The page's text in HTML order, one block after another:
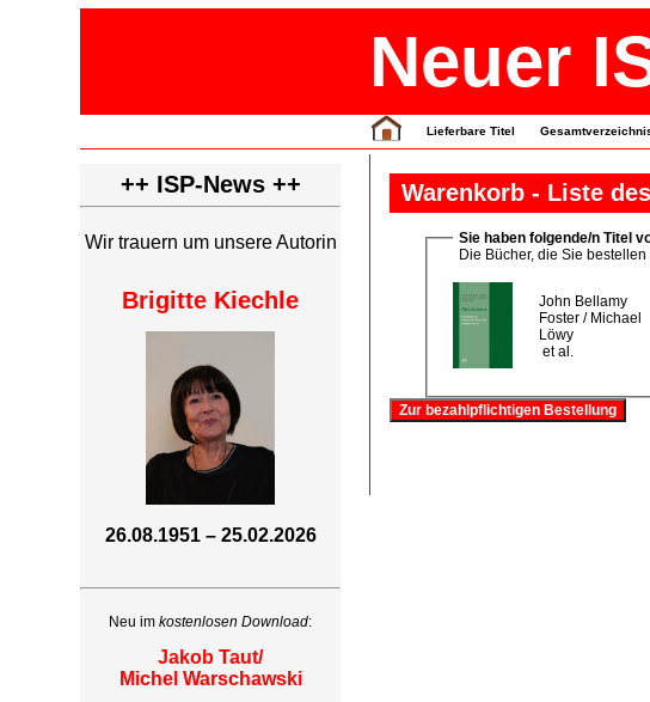
Neuer
Lieferbare Titel
Warenkorb - Liste
Sie haben folgende/n Titel
Die Bücher, die Sie
John Bellamy
Foster / Michael
Löwy
et al.
++ ISP-News ++
Wir trauern um unsere Autorin
Brigitte Kiechle
26.08.1951 – 25.02.2026
Neu imkostenlosen Download:
Jakob Taut/
Michel Warschawski